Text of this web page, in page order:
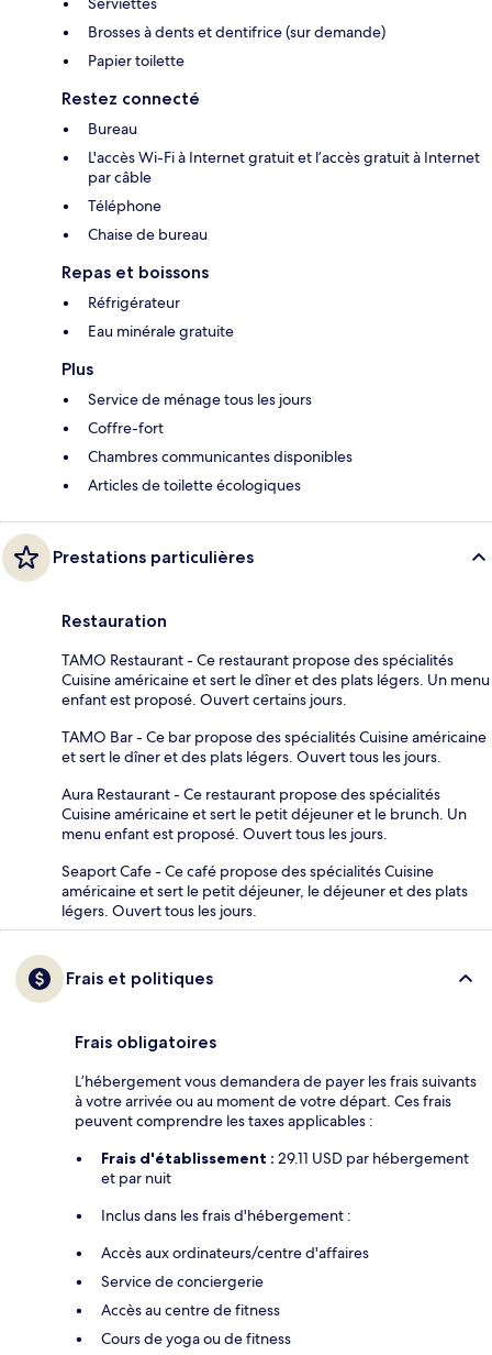
Brosses à dents et dentifrice (sur demande)
Papier toilette
Restez connecté
Bureau
L'accès Wi-Fi à Internet gratuit et l’accès gratuit à Internet
par câble
Téléphone
Chaise de bureau
Repas et boissons
Réfrigérateur
Eau minérale gratuite
Plus
Service de ménage tous les jours
Coffre-fort
Chambres communicantes disponibles
Articles de toilette écologiques
Prestations particulières
Restauration
TAMO Restaurant - Ce restaurant propose des spécialités
Cuisine américaine et sert le dîner et des plats légers. Un menu
enfant est proposé. Ouvert certains jours.
TAMO Bar - Ce bar propose des spécialités Cuisine américaine
et sert le dîner et des plats légers. Ouvert tous les jours.
Aura Restaurant - Ce restaurant propose des spécialités
Cuisine américaine et sert le petit déjeuner et le brunch. Un
menu enfant est proposé. Ouvert tous les jours.
Seaport Cafe - Ce café propose des spécialités Cuisine
américaine et sert le petit déjeuner, le déjeuner et des plats
légers. Ouvert tous les jours.
Frais et politiques
Frais obligatoires
L’hébergement vous demandera de payer les frais suivants
à votre arrivée ou au moment de votre départ. Ces frais
peuvent comprendre les taxes applicables :
Frais d'établissement : 29.11 USD par hébergement
et par nuit
Inclus dans les frais d'hébergement :
Accès aux ordinateurs/centre d'affaires
Service de conciergerie
Accès au centre de fitness
Cours de yoga ou de fitness